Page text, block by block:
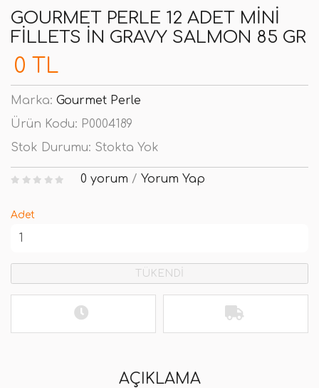
GOURMET PERLE 12 ADET MINI
FILLETS IN GRAVY SALMON 85 GR
0 TL
Marka: Gourmet Perle
Ürün Kodu: P0004189
Stok Durumu: Stokta Yok
0 yorum / Yorum Yap
Adet
TÜKENDİ
AÇIKLAMA